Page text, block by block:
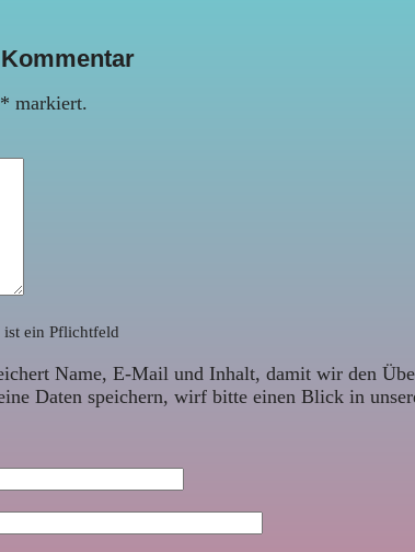
* markiert.
ein Pflichtfeld
Name, E-Mail und Inhalt, damit wir den
Daten speichern, wirf bitte einen Blick in